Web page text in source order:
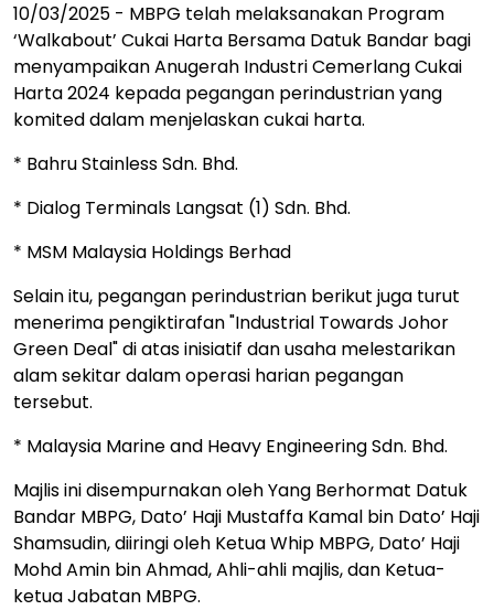
10/03/2025 - MBPG telah melaksanakan Program
‘Walkabout’ Cukai Harta Bersama Datuk Bandar bagi
menyampaikan Anugerah Industri Cemerlang Cukai
Harta 2024 kepada pegangan perindustrian yang
komited dalam menjelaskan cukai harta.
* Bahru Stainless Sdn. Bhd.
* Dialog Terminals Langsat (1) Sdn. Bhd.
* MSM Malaysia Holdings Berhad
Selain itu, pegangan perindustrian berikut juga turut
menerima pengiktirafan "Industrial Towards Johor
Green Deal" di atas inisiatif dan usaha melestarikan
alam sekitar dalam operasi harian pegangan
tersebut.
* Malaysia Marine and Heavy Engineering Sdn. Bhd.
Majlis ini disempurnakan oleh Yang Berhormat Datuk
Bandar MBPG, Dato’ Haji Mustaffa Kamal bin Dato’ Haji
Shamsudin, diiringi oleh Ketua Whip MBPG, Dato’ Haji
Mohd Amin bin Ahmad, Ahli-ahli majlis, dan Ketua-
ketua Jabatan MBPG.